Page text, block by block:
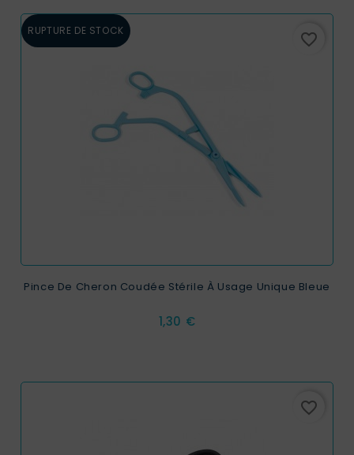
RUPTURE DE STOCK favorite_border
Pince De Cheron Coudée Stérile À Usage Unique Bleue
Prix
1,30 €
favorite_border